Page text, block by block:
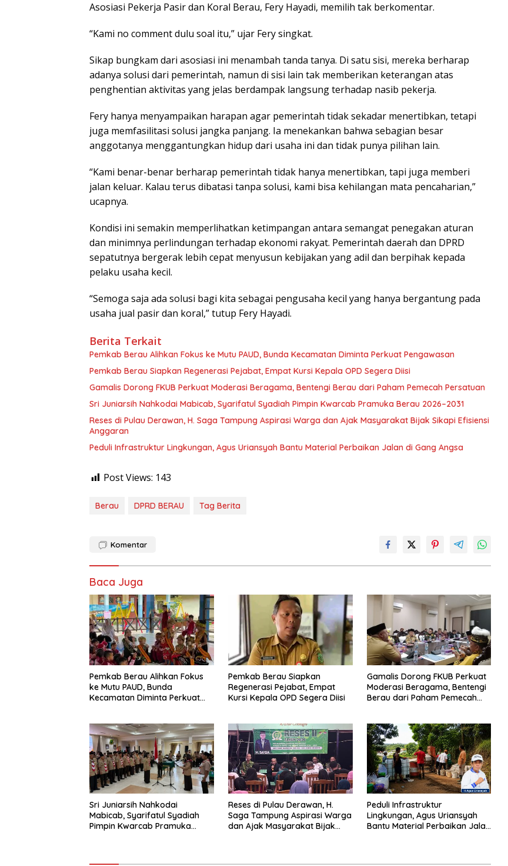
Asosiasi Pekerja Pasir dan Koral Berau, Fery Hayadi, memilih tak berkomentar.
“Kami no comment dulu soal itu,” ujar Fery singkat.
Sikap bungkam dari asosiasi ini menambah tanda tanya. Di satu sisi, mereka berharap
adanya solusi dari pemerintah, namun di sisi lain tak memberikan keterangan atas
penghentian aktivitas yang jelas berdampak langsung terhadap nasib pekerja.
Fery hanya menyampaikan harapan agar pemerintah tidak sekadar menertibkan, tetapi
juga memfasilitasi solusi jangka panjang. Ia menekankan bahwa sebagian besar
anggotanya menggantungkan hidup dari usaha ini dan tidak punya pilihan lain.
“Kami benar-benar berharap pemerintah tidak hanya menertibkan, tapi juga memberi
jalan keluar. Kalau terus dibatasi tanpa solusi, kami bisa kehilangan mata pencaharian,”
ucapnya.
Kondisi ini semakin memperlihatkan ketimpangan antara semangat penegakan aturan
dan minimnya perlindungan terhadap ekonomi rakyat. Pemerintah daerah dan DPRD
sepatutnya bergerak lebih cepat menyusun kebijakan yang adil dan berpihak kepada
pelaku usaha kecil.
“Semoga saja ada solusi bagi kita sebagai pengusaha kecil yang hanya bergantung pada
usaha jual pasir dan koral,” tutup Fery Hayadi.
Berita Terkait
Pemkab Berau Alihkan Fokus ke Mutu PAUD, Bunda Kecamatan Diminta Perkuat Pengawasan
Pemkab Berau Siapkan Regenerasi Pejabat, Empat Kursi Kepala OPD Segera Diisi
Gamalis Dorong FKUB Perkuat Moderasi Beragama, Bentengi Berau dari Paham Pemecah Persatuan
Sri Juniarsih Nahkodai Mabicab, Syarifatul Syadiah Pimpin Kwarcab Pramuka Berau 2026–2031
Reses di Pulau Derawan, H. Saga Tampung Aspirasi Warga dan Ajak Masyarakat Bijak Sikapi Efisiensi
Anggaran
Peduli Infrastruktur Lingkungan, Agus Uriansyah Bantu Material Perbaikan Jalan di Gang Angsa
Post Views: 143
Berau DPRD BERAU Tag Berita
Komentar
Baca Juga
Pemkab Berau Alihkan Fokus
ke Mutu PAUD, Bunda
Kecamatan Diminta Perkuat
Pemkab Berau Siapkan
Regenerasi Pejabat, Empat
Kursi Kepala OPD Segera Diisi
Gamalis Dorong FKUB Perkuat
Moderasi Beragama, Bentengi
Berau dari Paham Pemecah
Sri Juniarsih Nahkodai
Mabicab, Syarifatul Syadiah
Pimpin Kwarcab Pramuka
Reses di Pulau Derawan, H.
Saga Tampung Aspirasi Warga
dan Ajak Masyarakat Bijak
Peduli Infrastruktur
Lingkungan, Agus Uriansyah
Bantu Material Perbaikan Jalan